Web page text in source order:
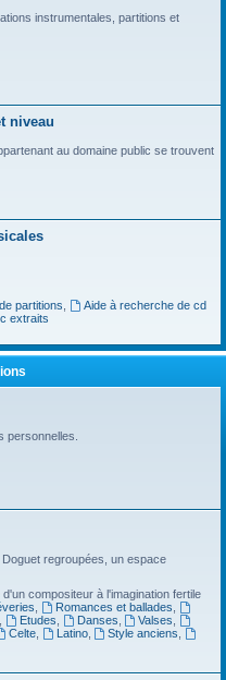
instrumentales, partitions et
niveau
au domaine public se trouvent
partitions
Aide à recherche de cd
extraits
personnelles.
regroupées, un espace
compositeur à l'imagination fertile
Romances et ballades
Etudes Danses Valses
Celte, Latino, Style anciens